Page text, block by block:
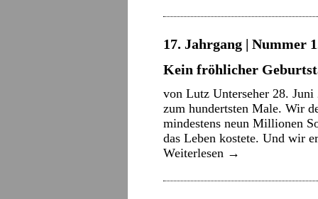
17. Jahrgang | Nummer
Kein fröhlicher
von Lutz Unterseher 28.
zum hundertsten Male. Wir
mindestens neun Millionen
das Leben kostete. Und wir
Weiterlesen →